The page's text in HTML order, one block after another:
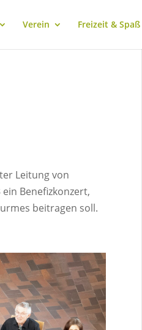
Verein Freizeit & Spaß
Leitung von
Benefizkonzert,
beitragen soll.